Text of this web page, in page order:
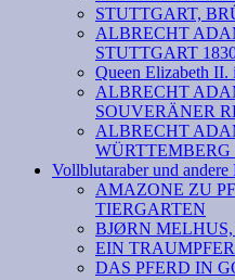
STUTTGART,
ALBRECHT
STUTTGART
Queen Elizabeth
ALBRECHT
SOUVERÄNER
ALBRECHT
WÜRTTEMBERG
Vollblutaraber und andere
AMAZONE ZU
TIERGARTEN
BJØRN
EIN
DAS PFERD IN